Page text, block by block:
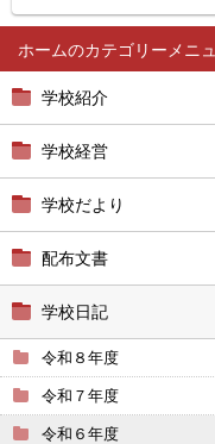
ホーム
学校紹介
学校経営
学校だより
配布文書
学校日記
令和８年度
令和７年度
令和６年度